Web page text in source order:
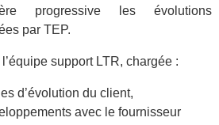
progressive les évolutions
par TEP.
support LTR, chargée :
d’évolution du client,
avec le fournisseur